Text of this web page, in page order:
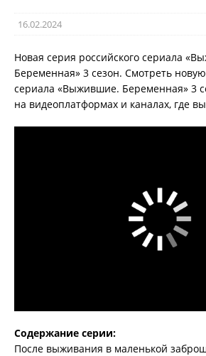
16.02.2024
Новая серия российского сериала
Беременная» 3 сезон. Смотреть
сериала «Выжившие. Беременная» 3
на видеоплатформах и каналах, где
Содержание серии:
После выживания в маленькой